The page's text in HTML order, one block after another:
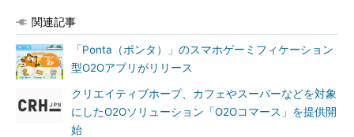
関連記事
「Ponta（ポンタ）」のスマホゲーミフィケーション
型O2Oアプリがリリース
クリエイティブホープ、カフェやスーパーなどを対象
にしたO2Oソリューション「O2Oコマース」を提供開
始